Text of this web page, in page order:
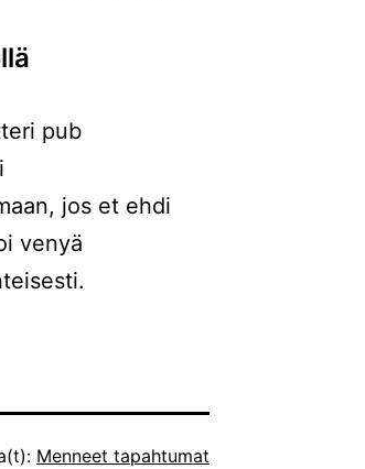
pub
jos et ehdi
venyä
Menneet tapahtumat